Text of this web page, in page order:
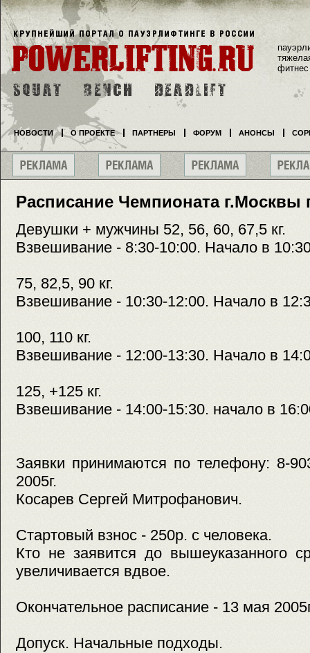
Расписание Чемпионата г.Москвы
Девушки + мужчины 52, 56, 60, 67,5 кг.
Взвешивание - 8:30-10:00. Начало в
75, 82,5, 90 кг.
Взвешивание - 10:30-12:00. Начало в
100, 110 кг.
Взвешивание - 12:00-13:30. Начало в
125, +125 кг.
Взвешивание - 14:00-15:30. начало в
Заявки принимаются по телефону: 8-
2005г.
Косарев Сергей Митрофанович.
Стартовый взнос - 250р. с человека.
Кто не заявится до вышеуказанного
увеличивается вдвое.
Окончательное расписание - 13 мая
Допуск. Начальные подходы.
фитнес
НОВОСТИ О ПРОЕКТЕ ПАРТНЕРЫ ФОРУМ АНОНСЫ